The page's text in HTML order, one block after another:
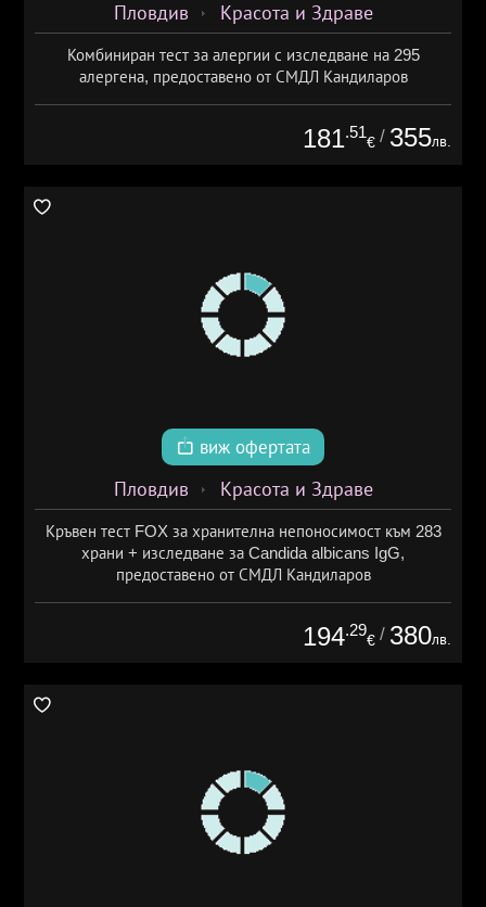
Пловдив Красота и Здраве
Комбиниран тест за алергии с изследване на 295
алергена, предоставено от СМДЛ Кандиларов
181.51
€ / 355лв.
виж офертата
Пловдив Красота и Здраве
Кръвен тест FOX за хранителна непоносимост към 283
храни + изследване за Candida albicans IgG,
предоставено от СМДЛ Кандиларов
194.29
€ / 380лв.